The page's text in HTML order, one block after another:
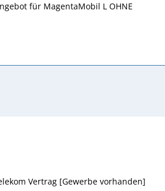
für MagentaMobil L OHNE
Vertrag [Gewerbe vorhanden]